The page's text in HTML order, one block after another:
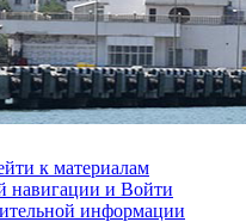
к материалам
навигации и Войти
информации